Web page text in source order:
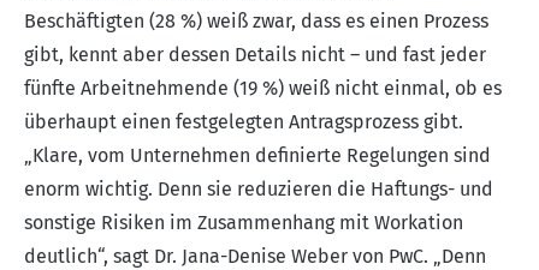
Beschäftigten (28 %) weiß zwar, dass es einen Prozess
gibt, kennt aber dessen Details nicht – und fast jeder
fünfte Arbeitnehmende (19 %) weiß nicht einmal, ob es
überhaupt einen festgelegten Antragsprozess gibt.
„Klare, vom Unternehmen definierte Regelungen sind
enorm wichtig. Denn sie reduzieren die Haftungs- und
sonstige Risiken im Zusammenhang mit Workation
deutlich“, sagt Dr. Jana-Denise Weber von PwC. „Denn